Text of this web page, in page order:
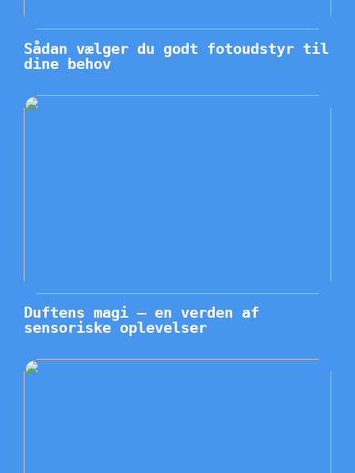
Sådan vælger du godt fotoudstyr til
dine behov
Duftens magi – en verden af
sensoriske oplevelser